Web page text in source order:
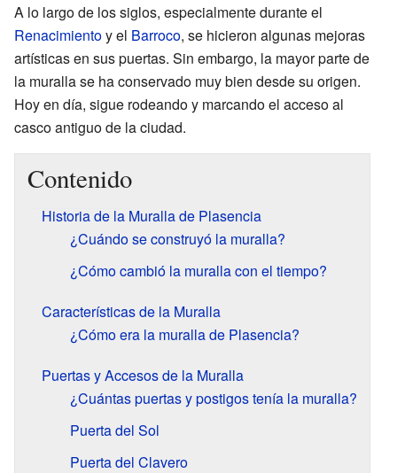
A lo largo de los siglos, especialmente durante el
Renacimientoy el Barroco, se hicieron algunas mejoras
artísticas en sus puertas. Sin embargo, la mayor parte de
la muralla se ha conservado muy bien desde su origen.
Hoy en día, sigue rodeando y marcando el acceso al
casco antiguo de la ciudad.
Contenido
Historia de la Muralla de Plasencia
¿Cuándo se construyó la muralla?
¿Cómo cambió la muralla con el tiempo?
Características de la Muralla
¿Cómo era la muralla de Plasencia?
Puertas y Accesos de la Muralla
¿Cuántas puertas y postigos tenía la muralla?
Puerta del Sol
Puerta del Clavero